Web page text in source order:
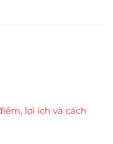
lợi ích và cách